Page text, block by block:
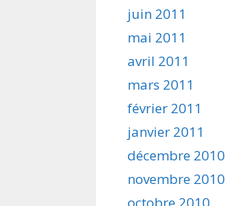
juin 2011
mai 2011
avril 2011
mars 2011
février 2011
janvier 2011
décembre 2010
novembre 2010